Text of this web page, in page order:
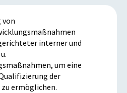
von
interner und
um eine
der
ermöglichen.